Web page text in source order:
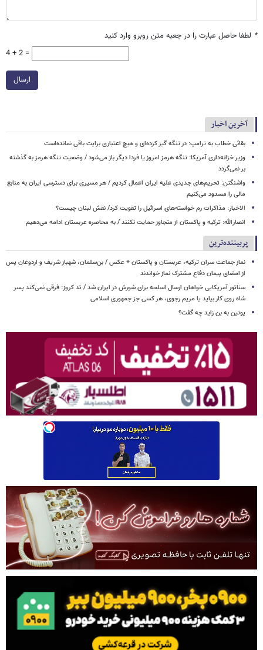
* لطفا حاصل عبارت را در جعبه متن روبرو وارد کنید
4 + 2 =
ارسال
آخرین اخبار
بقائی خطاب به ترامپ: در تنگه گیر کرده‌ای و هیچ اعتباری برایت باقی نمانده‌است
وزیر خزانه‌داری آمریکا: تنگه هرمز امروز یا فردا دیگر باز می‌شود / وضعیت تنگه هرمز به گذشته
بر نمی‌گردد
واشنگتن: تحریم‌های جدیدی علیه ایران اعمال کردیم / هر مسیری برای دسترسی ایران به منابع
مالی را مسدود می‌کنیم
الاخبار: مذاکرات رم خواسته‌های اسرائیل را تقویت کرد/ نقش لبنان چیست؟
انصارالله: ترکیه و پاکستان از متجاوز حمایت نکنند / به محاصره عربستان ادامه می‌دهیم
پربیننده‌ترین
نماز جماعت سران ترکیه، عربستان و پاکستان + عکس / بن‌سلمان، شهباز شریف و اردوغان پس
از امضای پیمان دفاع مشترک نماز خواندند
سناتور آمریکایی خواهان ارسال اسلحه برای شورش در ایران شد / تد کروز: فرقی نمی‌کند پسر
شاه روی کار بیاید یا مریم رجوی، هر کسی جز جمهوری اسلامی
پوتین به بن زاید چه گفت؟